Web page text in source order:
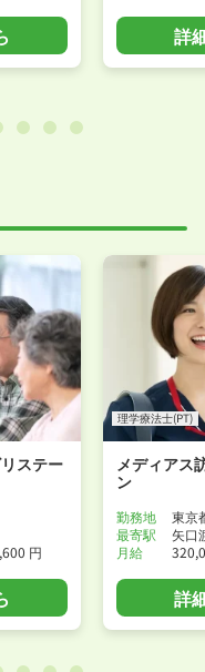
詳
ステー
円
理学療法士(PT)
メディアス
ン
勤務地
東京
最寄駅
矢口
月給
詳